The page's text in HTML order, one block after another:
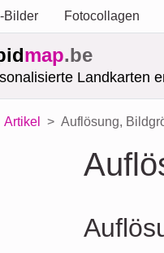
Bilder Fotocollagen
map.be
Landkarten
Artikel Auflösung,